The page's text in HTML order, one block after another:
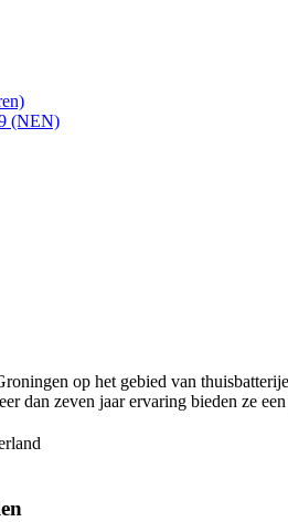
(NEN)
op het gebied van
dan zeven jaar ervaring bieden ze